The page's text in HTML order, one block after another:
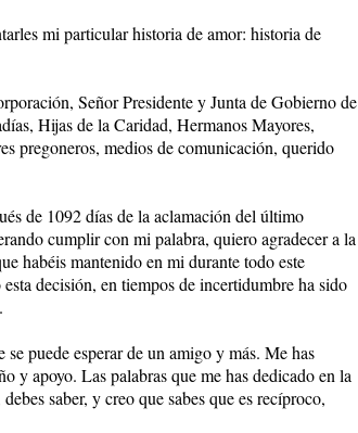
mi particular historia de amor: historia de
Señor Presidente y Junta de Gobierno de
Hijas de la Caridad, Hermanos Mayores,
pregoneros, medios de comunicación, querido
de 1092 días de la aclamación del último
cumplir con mi palabra, quiero agradecer a la
habéis mantenido en mi durante todo este
decisión, en tiempos de incertidumbre ha sido
puede esperar de un amigo y más. Me has
y apoyo. Las palabras que me has dedicado en la
saber, y creo que sabes que es recíproco,